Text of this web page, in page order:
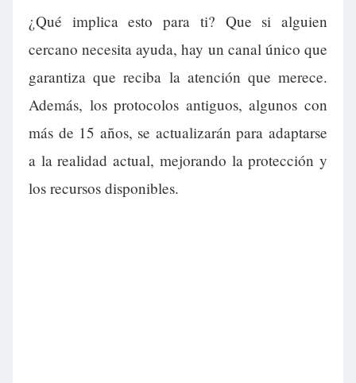
¿Qué implica esto para ti? Que si alguien
cercano necesita ayuda, hay un canal único que
garantiza que reciba la atención que merece.
Además, los protocolos antiguos, algunos con
más de 15 años, se actualizarán para adaptarse
a la realidad actual, mejorando la protección y
los recursos disponibles.